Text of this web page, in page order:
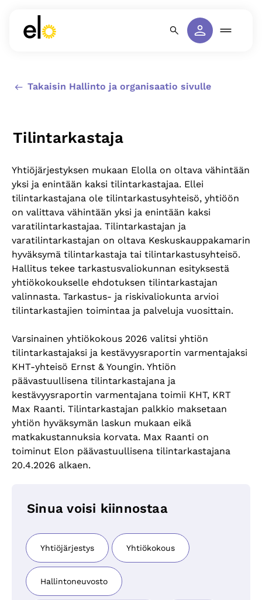
Takaisin Hallinto ja organisaatio sivulle
Tilintarkastaja
Yhtiöjärjestyksen mukaan Elolla on oltava vähintään
yksi ja enintään kaksi tilintarkastajaa. Ellei
tilintarkastajana ole tilintarkastusyhteisö, yhtiöön
on valittava vähintään yksi ja enintään kaksi
varatilintarkastajaa. Tilintarkastajan ja
varatilintarkastajan on oltava Keskuskauppakamarin
hyväksymä tilintarkastaja tai tilintarkastusyhteisö.
Hallitus tekee tarkastusvaliokunnan esityksestä
yhtiökokoukselle ehdotuksen tilintarkastajan
valinnasta. Tarkastus- ja riskivaliokunta arvioi
tilintarkastajien toimintaa ja palveluja vuosittain.
Varsinainen yhtiökokous 2026 valitsi yhtiön
tilintarkastajaksi ja kestävyysraportin varmentajaksi
KHT-yhteisö Ernst & Youngin. Yhtiön
päävastuullisena tilintarkastajana ja
kestävyysraportin varmentajana toimii KHT, KRT
Max Raanti. Tilintarkastajan palkkio maksetaan
yhtiön hyväksymän laskun mukaan eikä
matkakustannuksia korvata. Max Raanti on
toiminut Elon päävastuullisena tilintarkastajana
20.4.2026 alkaen.
Sinua voisi kiinnostaa
Yhtiöjärjestys Yhtiökokous
Hallintoneuvosto